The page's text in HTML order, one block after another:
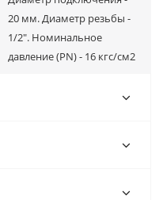
20 мм. Диаметр резьбы -
1/2". Номинальное
давление (PN) - 16 кгс/см2